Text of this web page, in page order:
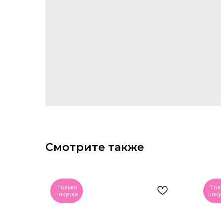
Смотрите также
Только
покупка